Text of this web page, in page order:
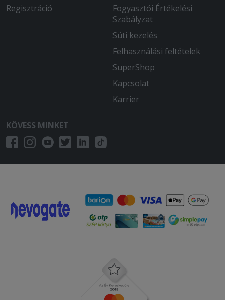
2026-03-07 - Gyula:
Az étel finom, kiszállítás gyors, pontos.
Nagyon finom volt minden. Eddig még
nem csalódtunk ebben az étteremben.
Első rendelésem volt innen. Magas
2025-12-20 - Dénes:
egyszerű csirkemellflekken, tulárazva
A kiszállítás több mint másfél óra volt,
majd kaptam egy hideg, gyenge
minőségű burgert ami esett szét,
illetve egy teljesen szétpuhult, elázott
A megjegyzést az étterem figyelmen
kívül hagyta, így azt az a személy aki
kérte, ezért nem ette meg a gomba
Regisztráció
Fogyasztói Értékelési
Szabályzat
Süti kezelés
Felhasználási feltételek
SuperShop
Kapcsolat
Karrier
KÖVESS MINKET